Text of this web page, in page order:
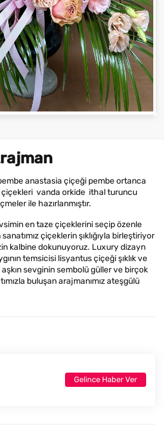
anastasia çiçeği pembe ortanca
vanda orkide ithal turuncu
ile hazırlanmıştır.
en taze çiçeklerini seçip özenle
çiçeklerin şıklığıyla birleştiriyor
kalbine dokunuyoruz. Luxury dizayn
temsicisi lisyantus çiçeği şıklık ve
aşkın sevginin sembolü güller ve birçok
buluşan arajmanımız ateşgülü
Gelince Haber Ver